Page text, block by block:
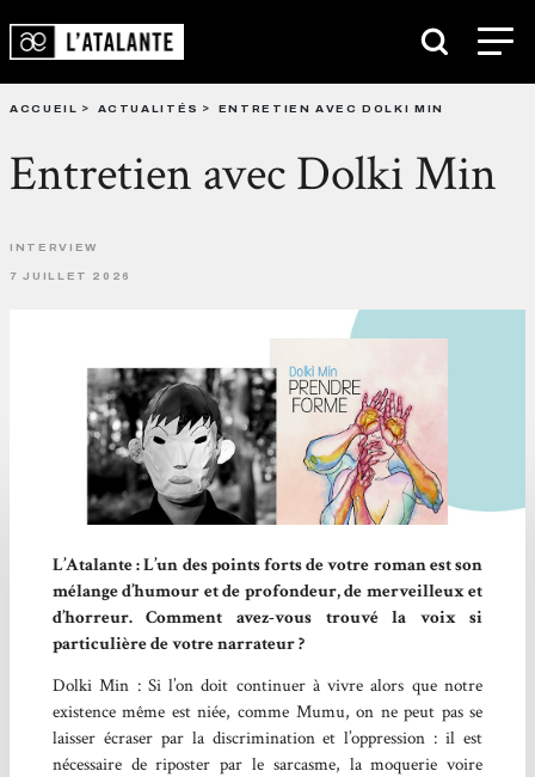
ACCUEIL ACTUALITÉS ENTRETIEN AVEC DOLKI MIN
Entretien avec Dolki Min
INTERVIEW
7 JUILLET 2026
L’Atalante : L’un des points forts de votre roman est son
mélange d’humour et de profondeur, de merveilleux et
d’horreur. Comment avez-vous trouvé la voix si
particulière de votre narrateur ?
Dolki Min : Si l’on doit continuer à vivre alors que notre
existence même est niée, comme Mumu, on ne peut pas se
laisser écraser par la discrimination et l’oppression : il est
nécessaire de riposter par le sarcasme, la moquerie voire